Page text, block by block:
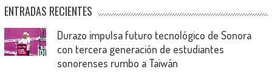
ENTRADAS RECIENTES
Durazo impulsa futuro tecnológico de Sonora
con tercera generación de estudiantes
sonorenses rumbo a Taiwán